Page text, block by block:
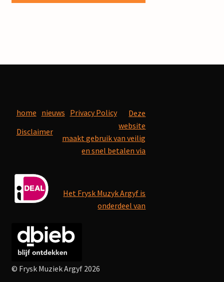
home nieuws Privacy Policy
Disclaimer
Deze
website
maakt gebruik van veilig
en snel betalen via
Het Frysk Muzyk Argyf is
onderdeel van
© Frysk Muziek Argyf 2026